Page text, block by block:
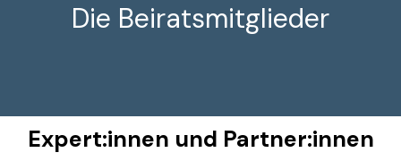
Die Beiratsmitglieder
Expert:innen und Partner:innen